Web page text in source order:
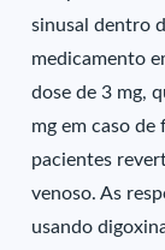
sinusal dentro
medicamento
dose de 3 mg,
mg em caso
pacientes
venoso. As
usando